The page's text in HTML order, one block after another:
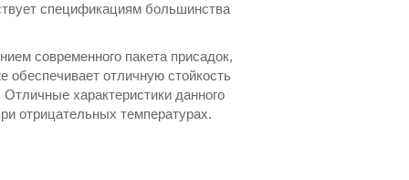
спецификациям большинства
современного пакета присадок,
обеспечивает отличную стойкость
характеристики данного
отрицательных температурах.